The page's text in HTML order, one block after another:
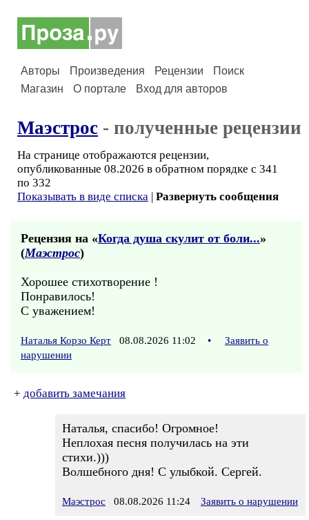
Авторы Произведения Рецензии
Поиск
Магазин
О портале Вход для авторов
Маэстрос - полученные рецензии
На странице отображаются рецензии,
опубликованные 08.2026 в обратном порядке с 341
по 332
Показывать в виде списка | Развернуть сообщения
Рецензия на «Когда душа скулит от боли...»
(Маэстрос)
Хорошее стихотворение !
Понравилось!
С уважением!
Наталья Корзо Керт 08.08.2026 11:02 •
Заявить о
нарушении
+ добавить замечания
Наталья, спасибо! Огромное!
Неплохая песня получилась на эти
стихи.)))
Волшебного дня! С улыбкой. Сергей.
Маэстрос 08.08.2026 11:24 Заявить о нарушении